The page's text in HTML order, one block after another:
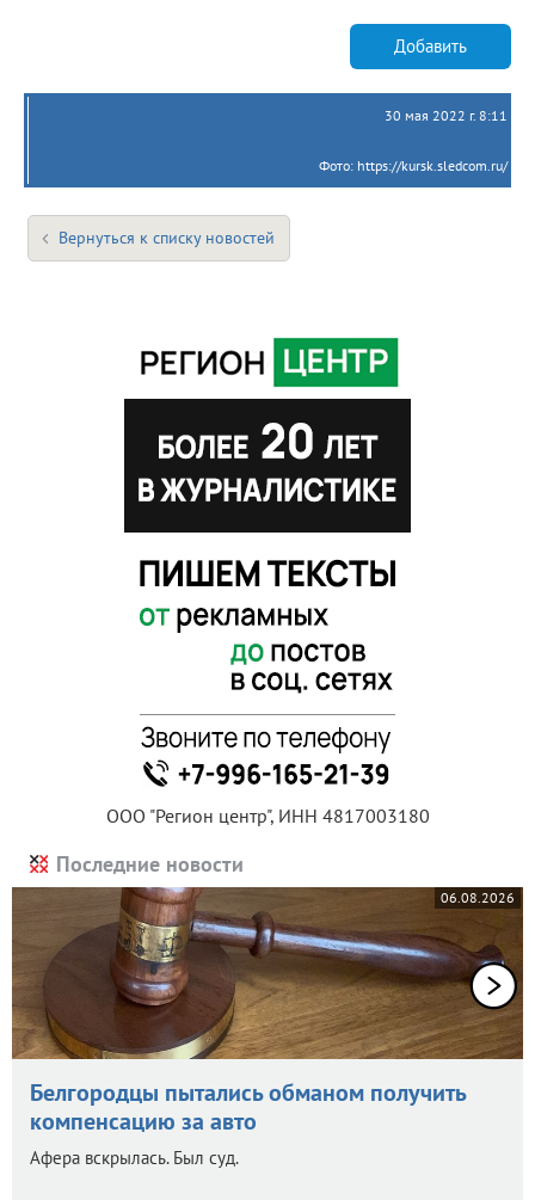
Добавить
30 мая 2022 г. 8:11
Фото: https://kursk.sledcom.ru/
Вернуться к списку новостей
ООО "Регион центр", ИНН 4817003180
Последние новости
06.08.2026
Белгородцы пытались обманом получить
компенсацию за авто
Афера вскрылась. Был суд.